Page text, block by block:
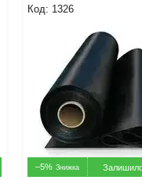
1326
–5%